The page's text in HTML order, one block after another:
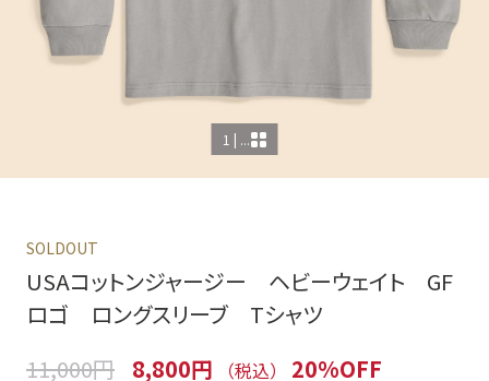
1 | ...
SOLDOUT
USAコットンジャージー ヘビーウェイト GF
ロゴ ロングスリーブ Tシャツ
11,000円 8,800円 （税込）
20%OFF